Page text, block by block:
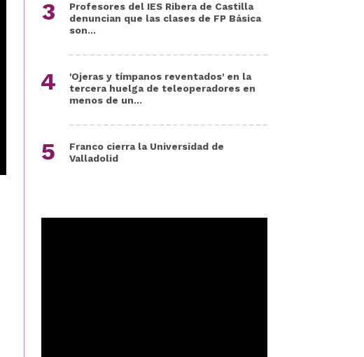
Profesores del IES Ribera de Castilla
denuncian que las clases de FP Básica
son...
'Ojeras y tímpanos reventados' en la
tercera huelga de teleoperadores en
menos de un...
Franco cierra la Universidad de
Valladolid